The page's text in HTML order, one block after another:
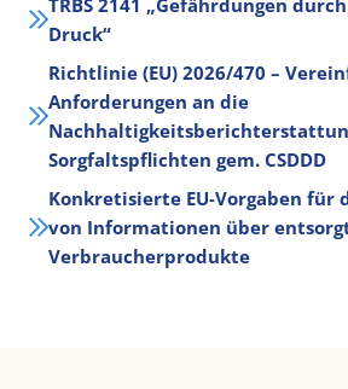
TRBS 2141 „Gefährdungen
Druck“
Richtlinie (EU) 2026/470 –
Anforderungen an die
Sorgfaltspflichten gem. CSDDD
Konkretisierte EU-Vorgaben für
von Informationen über
Verbraucherprodukte